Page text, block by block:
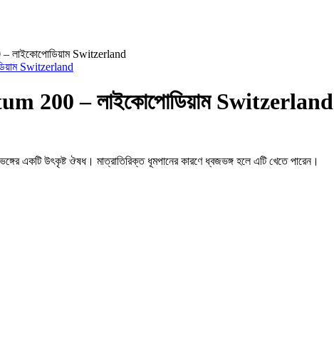
লাইকোপোডিয়াম Switzerland
200 – লাইকোপোডিয়াম Switzerland
একটি উৎকৃষ্ট ঔষধ। মাত্রাতিরিক্ত ধূমপানের কারণে ধ্বজভঙ্গ হলে এটি খেতে পারেন।